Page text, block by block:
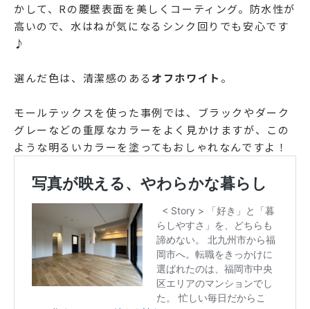
かして、Rの腰壁表面を美しくコーティング。防水性が
高いので、水はねが気になるシンク回りでも安心です
♪
選んだ色は、清潔感のある オフホワイト 。
モールテックスを使った事例では、ブラックやダーク
グレーなどの重厚なカラーをよく見かけますが、この
ような明るいカラーを塗ってもおしゃれなんですよ！